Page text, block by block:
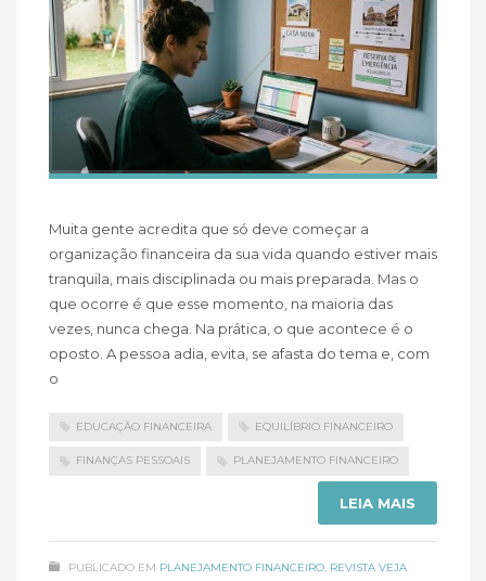
Muita gente acredita que só deve começar a
organização financeira da sua vida quando estiver mais
tranquila, mais disciplinada ou mais preparada. Mas o
que ocorre é que esse momento, na maioria das
vezes, nunca chega. Na prática, o que acontece é o
oposto. A pessoa adia, evita, se afasta do tema e, com
o
EDUCAÇÃO FINANCEIRA EQUILÍBRIO FINANCEIRO
FINANÇAS PESSOAIS PLANEJAMENTO FINANCEIRO
LEIA MAIS
PUBLICADO EM PLANEJAMENTO FINANCEIRO REVISTA VEJA